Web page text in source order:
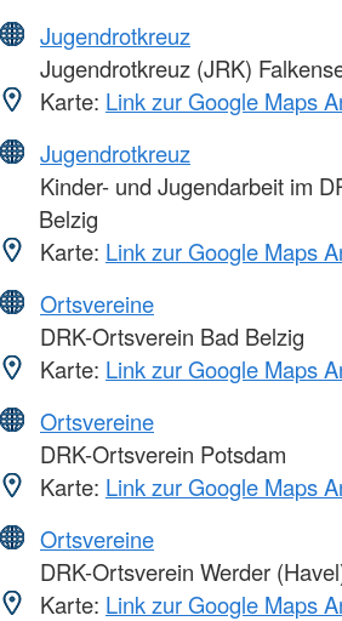
Jugendrotkreuz
Jugendrotkreuz (JRK)
Karte: Link zur Google Maps
Jugendrotkreuz
Kinder- und Jugendarbeit im
Belzig
Karte: Link zur Google Maps
Ortsvereine
DRK-Ortsverein Bad Belzig
Karte: Link zur Google Maps
Ortsvereine
DRK-Ortsverein Potsdam
Karte: Link zur Google Maps
Ortsvereine
DRK-Ortsverein Werder
Karte: Link zur Google Maps